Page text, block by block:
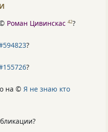
Роман Цивинскас 42?
?
?
на © Я не знаю кто